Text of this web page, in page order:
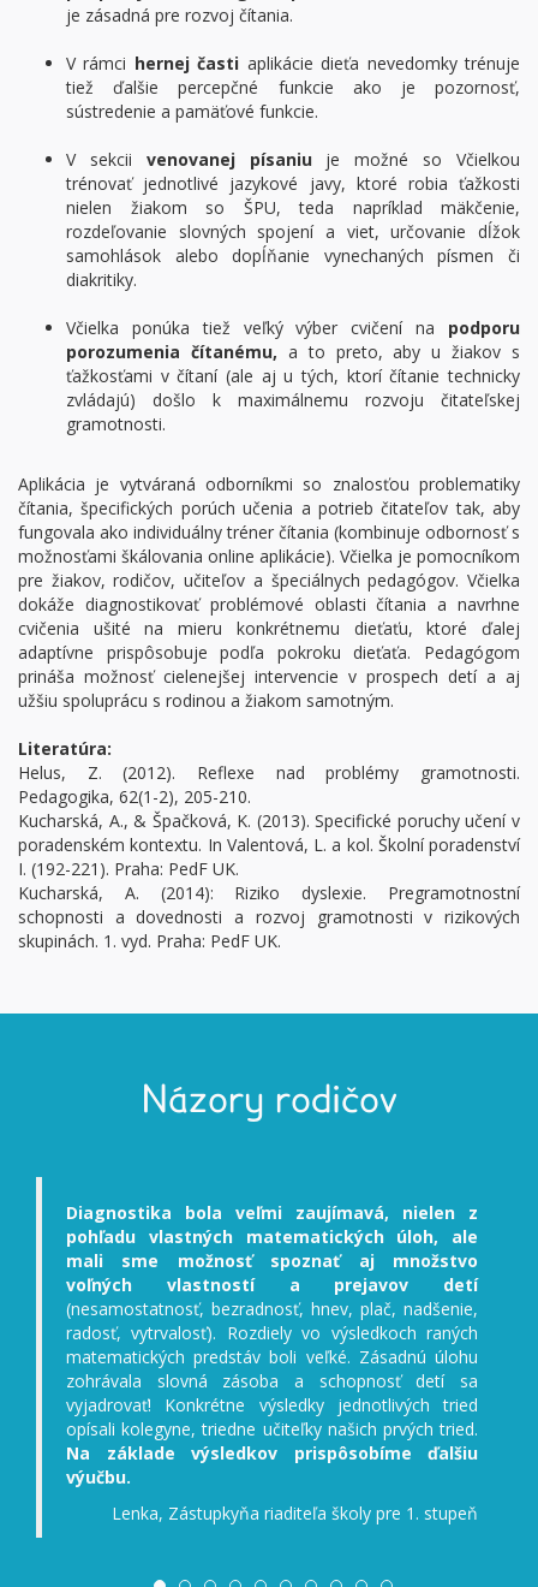
je zásadná pre rozvoj čítania.
V rámci hernej časti aplikácie dieťa nevedomky trénuje
tiež ďalšie percepčné funkcie ako je pozornosť,
sústredenie a pamäťové funkcie.
V sekcii venovanej písaniuje možné so Včielkou
trénovať jednotlivé jazykové javy, ktoré robia ťažkosti
nielen žiakom so ŠPU, teda napríklad mäkčenie,
rozdeľovanie slovných spojení a viet, určovanie dĺžok
samohlások alebo dopĺňanie vynechaných písmen či
diakritiky.
Včielka ponúka tiež veľký výber cvičení na podporu
porozumenia čítanému, a to preto, aby u žiakov s
ťažkosťami v čítaní (ale aj u tých, ktorí čítanie technicky
zvládajú) došlo k maximálnemu rozvoju čitateľskej
gramotnosti.
Aplikácia je vytváraná odborníkmi so znalosťou problematiky
čítania, špecifických porúch učenia a potrieb čitateľov tak, aby
fungovala ako individuálny tréner čítania (kombinuje odbornosť s
možnosťami škálovania online aplikácie). Včielka je pomocníkom
pre žiakov, rodičov, učiteľov a špeciálnych pedagógov. Včielka
dokáže diagnostikovať problémové oblasti čítania a navrhne
cvičenia ušité na mieru konkrétnemu dieťaťu, ktoré ďalej
adaptívne prispôsobuje podľa pokroku dieťaťa. Pedagógom
prináša možnosť cielenejšej intervencie v prospech detí a aj
užšiu spoluprácu s rodinou a žiakom samotným.
Literatúra:
Helus, Z. (2012). Reflexe nad problémy gramotnosti.
Pedagogika, 62(1-2), 205-210.
Kucharská, A., & Špačková, K. (2013). Specifické poruchy učení v
poradenském kontextu. In Valentová, L. a kol. Školní poradenství
I. (192-221). Praha: PedF UK.
Kucharská, A. (2014): Riziko dyslexie. Pregramotnostní
schopnosti a dovednosti a rozvoj gramotnosti v rizikových
skupinách. 1. vyd. Praha: PedF UK.
Názory rodičov
bola veľmi zaujímavá, nielen z
vlastných matematických úloh, ale
sme možnosť spoznať aj množstvo
vlastností a prejavov detí
bezradnosť, hnev, plač, nadšenie,
vytrvalosť). Rozdiely vo výsledkoch raných
predstáv boli veľké. Zásadnú úlohu
slovná zásoba a schopnosť detí sa
Konkrétne výsledky jednotlivých tried
kolegyne, triedne učiteľky našich prvých tried.
základe výsledkov prispôsobíme ďalšiu
Lenka, Zástupkyňa riaditeľa školy pre 1. stupeň
Deti
deti
deti
(pojmy
výber
mali
dobré
výučbu